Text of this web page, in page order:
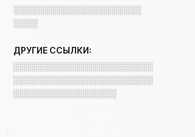
░░░░░░░░░░░░░░░░░░░░░
░░░░
ДРУГИЕ ССЫЛКИ:
░░░░░░░░░░░░░░░░░░░░░░░
░░░░░░░░░░░░░░░░░░░░░░░
░░░░░░░░░░░░░░░░░